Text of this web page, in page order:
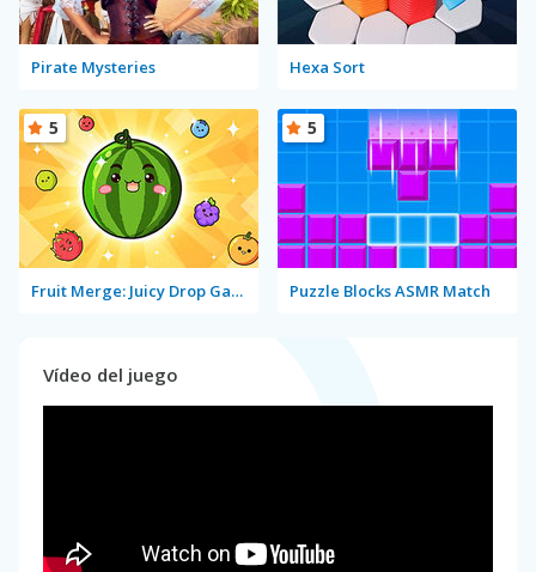
Pirate Mysteries Hexa Sort
Fruit Merge: Juicy Drop Game
5
Puzzle Blocks ASMR Match
5
Vídeo del juego